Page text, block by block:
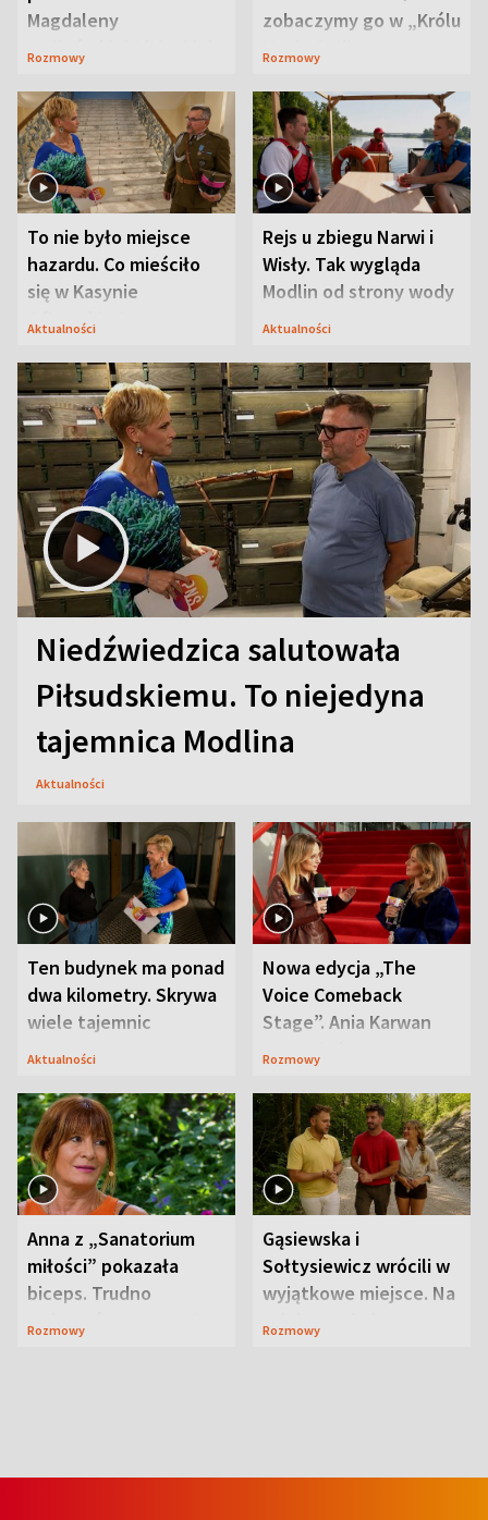
Magdaleny
Waligórskiej-Lisieckiej.
Rozmowy
zobaczymy go w „Królu
Maciusiu I”
Rozmowy
To nie było miejsce
hazardu. Co mieściło
się w Kasynie
Oficerskim?
Aktualności
Rejs u zbiegu Narwi i
Wisły. Tak wygląda
Modlin od strony wody
Aktualności
Niedźwiedzica salutowała
Piłsudskiemu. To niejedyna
tajemnica Modlina
Aktualności
Ten budynek ma ponad
dwa kilometry. Skrywa
wiele tajemnic
Aktualności
Nowa edycja „The
Voice Comeback
Stage”. Ania Karwan
zapowiada
Rozmowy
Anna z „Sanatorium
miłości” pokazała
biceps. Trudno
uwierzyć, co przeszła
Rozmowy
Gąsiewska i
Sołtysiewicz wrócili w
wyjątkowe miejsce. Na
szlaku czekał
Rozmowy